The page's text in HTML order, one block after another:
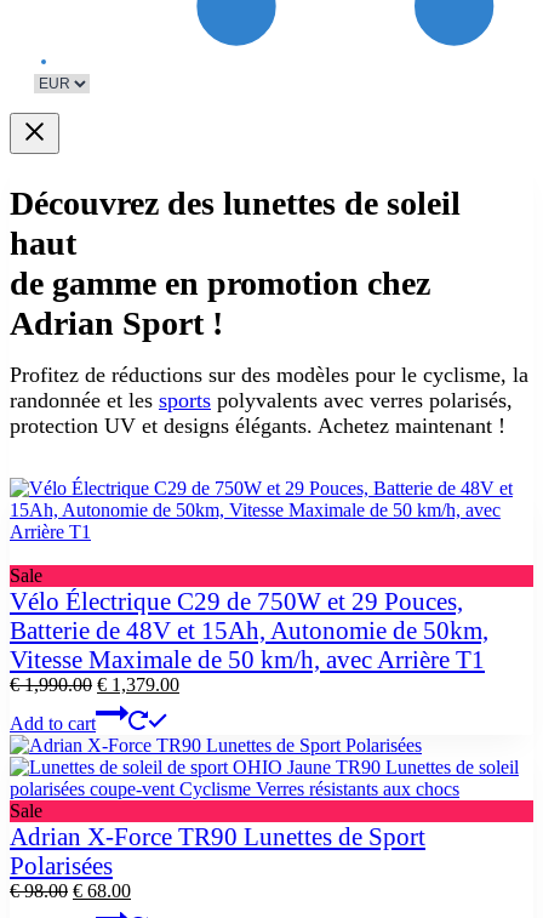
Découvrez des lunettes de soleil
haut
de gamme en promotion chez
Adrian Sport !
Profitez de réductions sur des modèles pour le cyclisme, la
randonnée et les sports polyvalents avec verres polarisés,
protection UV et designs élégants. Achetez maintenant !
SaleProduct
on
sale
Vélo Électrique C29 de 750W et 29 Pouces,
Batterie de 48V et 15Ah, Autonomie de 50km,
Vitesse Maximale de 50 km/h, avec Arrière T1
€1,990.00 Original
price
was:
€ 1,990.00.
€ 1,379.00Current
€ 1,379.00.
Add to cart
SaleProduct
on
sale
Adrian X-Force TR90 Lunettes de Sport
Polarisées
€98.00 Original
€ 68.00Current